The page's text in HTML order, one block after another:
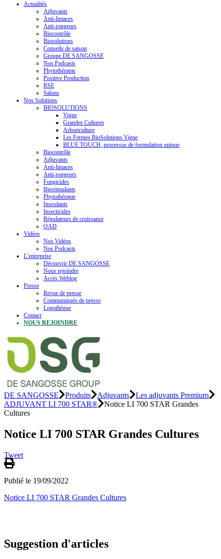
Actualités
Adjuvants
Anti-limaces
Anti-rongeurs
Biocontrôle
Biosolutions
Conseils de saison
Groupe DE SANGOSSE
Nos Podcasts
Phytothérapie
Positive Production
RSE
Salons
Nos Solutions
BIOSOLUTIONS
Vigne
Grandes Cultures
Arboriculture
Les Fermes BioSolutions Vigne
BLUE TOUCH, processus de formulation unique
Biocontrôle
Adjuvants
Anti-limaces
Anti-rongeurs
Fongicides
Biostimulants
Phytothérapie
Inoculants
Insecticides
Régulateurs de croissance
OAD
Vidéos
Nos Vidéos
Nos Podcasts
L’entreprise
Découvrir DE SANGOSSE
Nous rejoindre
Accès Weblog
Presse
Revue de presse
Communiqués de presse
Logothèque
Contact
NOUS REJOINDRE
DE SANGOSSE Produits Adjuvants
Les adjuvants Premium
ADJUVANT LI 700 STAR®
Notice LI 700 STAR Grandes
Cultures
Notice LI 700 STAR Grandes Cultures
Tweet
Publié le 19/09/2022
Notice LI 700 STAR Grandes Cultures
Suggestion d'articles